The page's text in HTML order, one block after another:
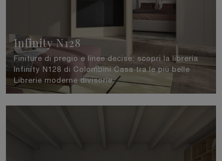
Infinity N128
Finiture di pregio e linee decise: scopri la libreria
Infinity N128 di Colombini Casa tra le più belle
Librerie moderne divisorie.